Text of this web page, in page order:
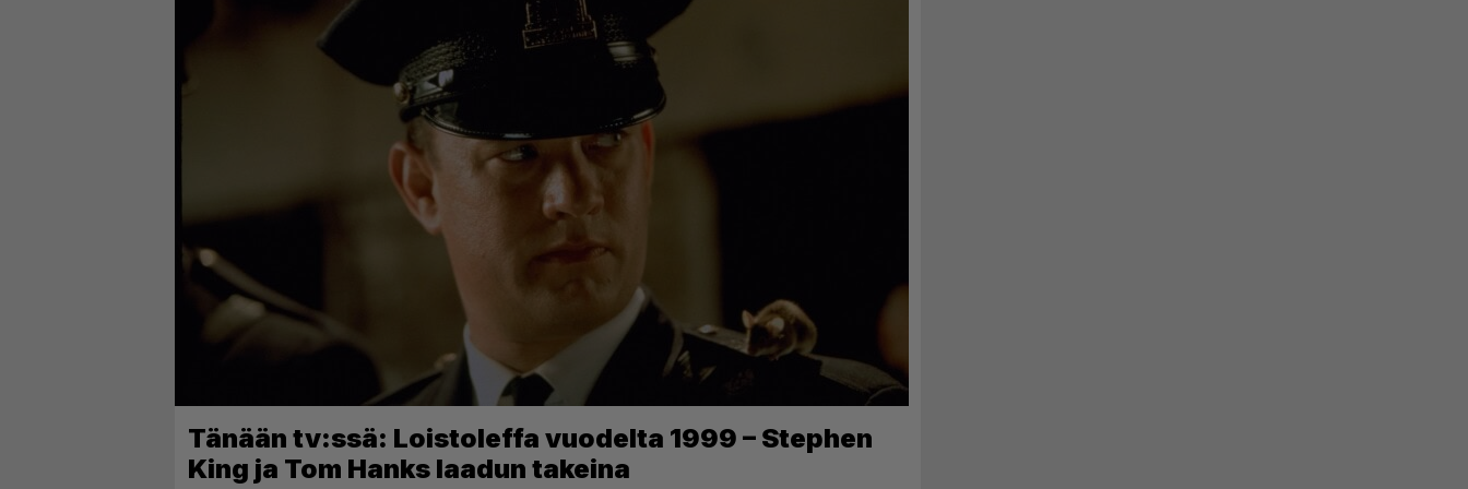
Tänään tv:ssä: Loistoleffa vuodelta 1999 – Stephen
King ja Tom Hanks laadun takeina